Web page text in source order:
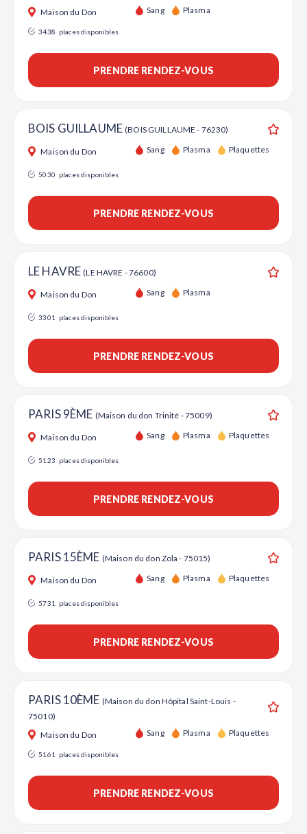
Maison du Don Sang Plasma
3438 places disponibles
PRENDRE RENDEZ-VOUS
BOIS GUILLAUME(BOIS GUILLAUME - 76230)
Maison du Don Sang Plasma Plaquettes
5030 places disponibles
PRENDRE RENDEZ-VOUS
LE HAVRE(LE HAVRE - 76600)
Maison du Don Sang Plasma
3301 places disponibles
PRENDRE RENDEZ-VOUS
PARIS 9ÈME (Maison du don Trinité - 75009)
Maison du Don Sang Plasma Plaquettes
5123 places disponibles
PRENDRE RENDEZ-VOUS
PARIS 15ÈME (Maison du don Zola - 75015)
Maison du Don Sang Plasma Plaquettes
5731 places disponibles
PRENDRE RENDEZ-VOUS
PARIS 10ÈME (Maison du don Hôpital Saint-Louis -
75010)
Maison du Don Sang Plasma Plaquettes
5161 places disponibles
PRENDRE RENDEZ-VOUS